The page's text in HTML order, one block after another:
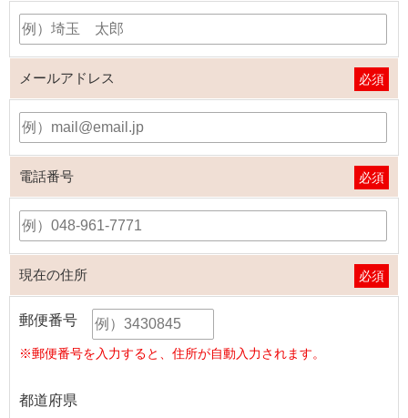
メールアドレス 必須
電話番号 必須
現在の住所 必須
郵便番号
※郵便番号を入力すると、住所が自動入力されます。
都道府県